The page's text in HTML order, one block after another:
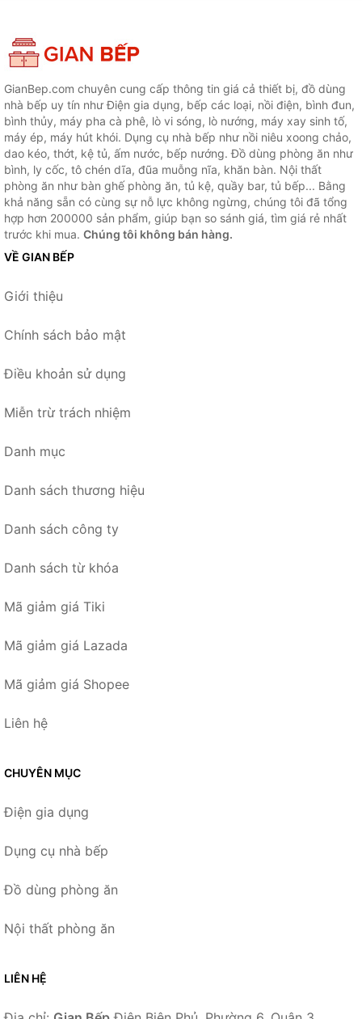
GianBep.com chuyên cung cấp thông tin giá cả thiết bị, đồ dùng
nhà bếp uy tín như Điện gia dụng, bếp các loại, nồi điện, bình đun,
bình thủy, máy pha cà phê, lò vi sóng, lò nướng, máy xay sinh tố,
máy ép, máy hút khói. Dụng cụ nhà bếp như nồi niêu xoong chảo,
dao kéo, thớt, kệ tủ, ấm nước, bếp nướng. Đồ dùng phòng ăn như
bình, ly cốc, tô chén dĩa, đũa muỗng nĩa, khăn bàn. Nội thất
phòng ăn như bàn ghế phòng ăn, tủ kệ, quầy bar, tủ bếp... Bằng
khả năng sẵn có cùng sự nỗ lực không ngừng, chúng tôi đã tổng
hợp hơn 200000 sản phẩm, giúp bạn so sánh giá, tìm giá rẻ nhất
trước khi mua. Chúng tôi không bán hàng.
VỀ GIAN BẾP
Giới thiệu
Chính sách bảo mật
Điều khoản sử dụng
Miễn trừ trách nhiệm
Danh mục
Danh sách thương hiệu
Danh sách công ty
Danh sách từ khóa
Mã giảm giá Tiki
Mã giảm giá Lazada
Mã giảm giá Shopee
Liên hệ
CHUYÊN MỤC
Điện gia dụng
Dụng cụ nhà bếp
Đồ dùng phòng ăn
Nội thất phòng ăn
LIÊN HỆ